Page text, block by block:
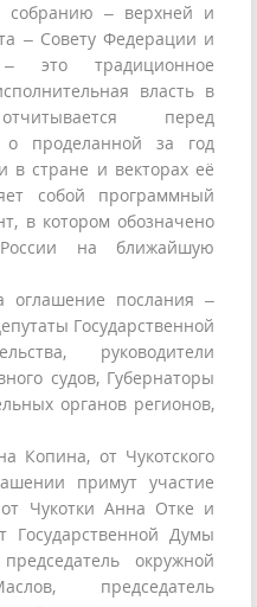
собранию – верхней и
– Совету Федерации и
– это традиционное
власть в
перед
о проделанной за год
в стране и векторах её
собой программный
в котором обозначено
на ближайшую
оглашение послания –
Государственной
руководители
судов, Губернаторы
органов регионов,
Копина, от Чукотского
примут участие
Чукотки Анна Отке и
Государственной Думы
окружной
председатель